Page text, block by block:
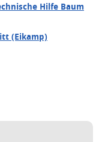
Hilfe Baum
(Eikamp)